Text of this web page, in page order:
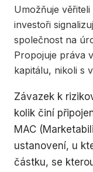
Umožňuje
investoři
společnost na
Propojuje práva
kapitálu, nikoli s
Závazek k
kolik činí
MAC
ustanovení, u
částku, se